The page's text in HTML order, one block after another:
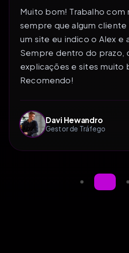
Muito bom! Trabalho com
sempre que algum cliente
um site eu indico o Alex e
Sempre dentro do prazo,
explicações e sites muito
Recomendo!
Davi Hewandro
Gestor de Tráfego